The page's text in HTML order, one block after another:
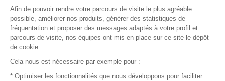
Plan du site
© 2016 –Organisation SAFI
Afin de pouvoir rendre votre parcours de visite le plus agréable
possible, améliorer nos produits, générer des statistiques de
fréquentation et proposer des messages adaptés à votre profil et
parcours de visite, nos équipes ont mis en place sur ce site le dépôt
de cookie.
Cela nous est nécessaire par exemple pour :
* Optimiser les fonctionnalités que nous développons pour faciliter